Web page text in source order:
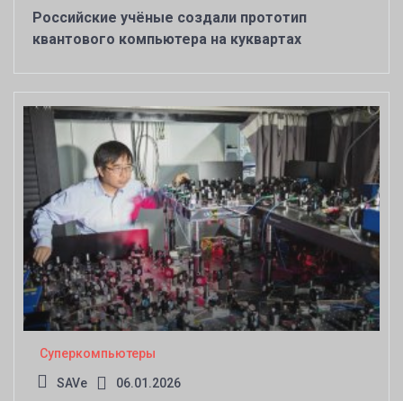
Российские учёные создали прототип
квантового компьютера на куквартах
Суперкомпьютеры
SAVe 06.01.2026